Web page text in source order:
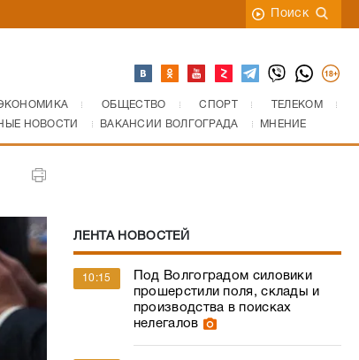
Поиск
ОБЩЕСТВО СПОРТ
ТЕЛЕКОМ
НОВОСТИ ВАКАНСИИ ВОЛГОГРАДА МНЕНИЕ
ЛЕНТА НОВОСТЕЙ
10:15
Под Волгоградом силовики
прошерстили поля, склады и
производства в поисках
нелегалов